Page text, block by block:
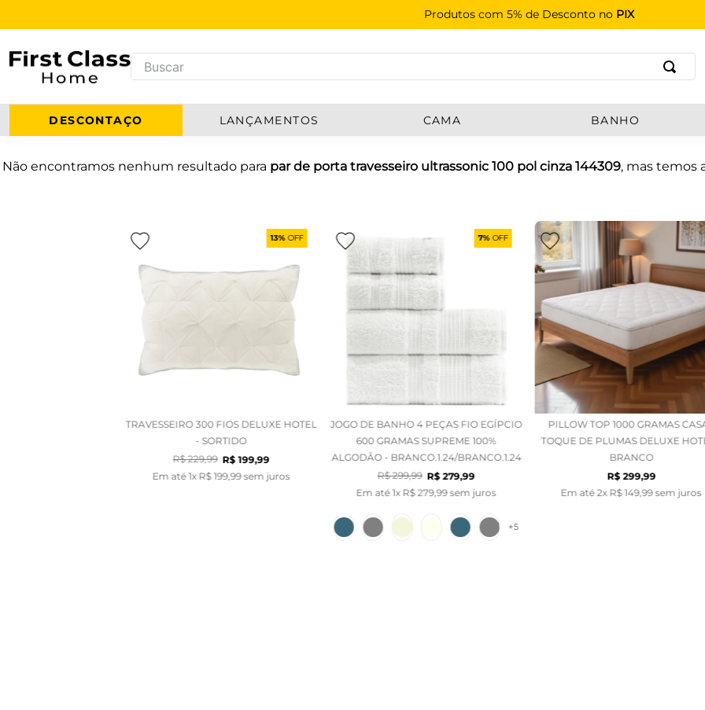
Produtos com 5% de Desconto no PIX
DESCONTAÇO LANÇAMENTOS CAMA BANHO
Não encontramos nenhum resultado para par de porta travesseiro ultrassonic 100 pol cinza 144309, mas temos
13%OFF
TRAVESSEIRO 300 FIOS DELUXE HOTEL
- SORTIDO
R$ 229,99 R$ 199,99
Em até 1x R$ 199,99sem juros
7%OFF
JOGO DE BANHO 4 PEÇAS FIO EGÍPCIO
600 GRAMAS SUPREME 100%
ALGODÃO - BRANCO.1.24/BRANCO.1.24
R$ 299,99 R$ 279,99
Em até 1x R$ 279,99sem juros
+5
PILLOW TOP 1000 GRAMAS
TOQUE DE PLUMAS DELUXE
BRANCO
R$ 299,99
Em até2x R$ 149,99sem juros